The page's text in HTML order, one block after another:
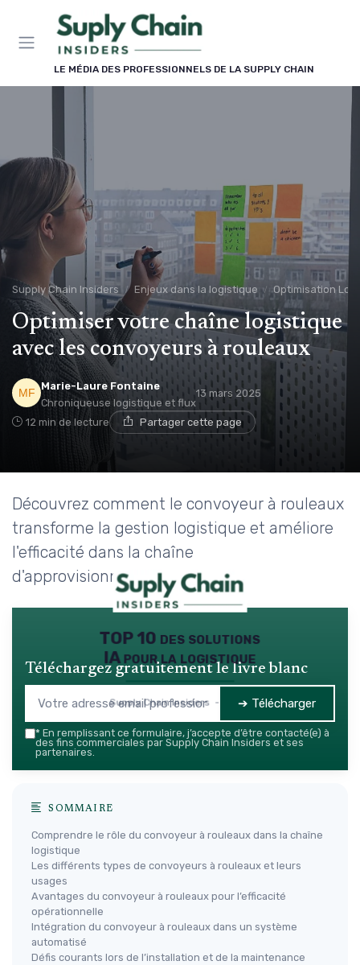
LE MÉDIA DES PROFESSIONNELS DE LA SUPPLY CHAIN
Supply Chain Insiders Enjeux dans la logistique Optimisation
Optimiser votre chaîne logistique
avec les convoyeurs à rouleaux
Marie-Laure Fontaine
Chroniqueuse logistique et flux
13 mars 2025
12 min de lecture Partager cette page
Découvrez comment le convoyeur à rouleaux
transforme la gestion logistique et améliore
l'efficacité dans la chaîne
d'approvisionnement.
TOP 10 des solutions
IA pour la logistique
Supply Chain Insiders — 2026
Téléchargez gratuitement le livre blanc
➔ Télécharger
* En remplissant ce formulaire, j’accepte d’être contacté(e) à
des fins commerciales par Supply Chain Insiders et ses
partenaires.
SOMMAIRE
Comprendre le rôle du convoyeur à rouleaux dans la chaîne
logistique
Les différents types de convoyeurs à rouleaux et leurs
usages
Avantages du convoyeur à rouleaux pour l’efficacité
opérationnelle
Intégration du convoyeur à rouleaux dans un système
automatisé
Défis courants lors de l’installation et de la maintenance
Panneau de gestion des cookies